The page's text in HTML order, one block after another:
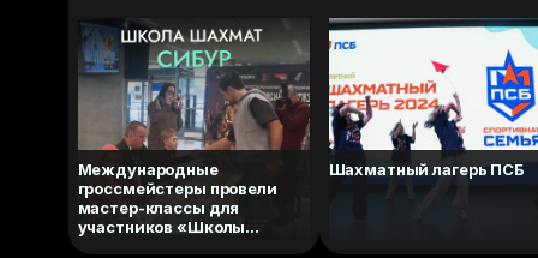
Международные
гроссмейстеры провели
мастер-классы для
участников «Школы
шахмат СИБУР»
Шахматный лагерь ПСБ